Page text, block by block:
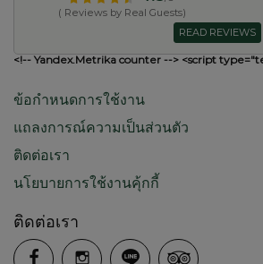
( Reviews by Real Guests)
READ REVIEWS
<!-- Yandex.Metrika counter --> <script
ข้อกำหนดการใช้งาน
แถลงการณ์ความเป็นส่วนตัว
ติดต่อเรา
นโยบายการใช้งานคุ้กกี้
ติดต่อเรา